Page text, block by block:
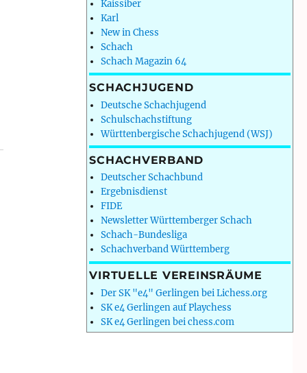
Kaissiber
Karl
New in Chess
Schach
Schach Magazin 64
SCHACHJUGEND
Deutsche Schachjugend
Schulschachstiftung
Württenbergische Schachjugend (WSJ)
SCHACHVERBAND
Deutscher Schachbund
Ergebnisdienst
FIDE
Newsletter Württemberger Schach
Schach-Bundesliga
Schachverband Württemberg
VIRTUELLE VEREINSRÄUME
Der SK "e4" Gerlingen bei Lichess.org
SK e4 Gerlingen auf Playchess
SK e4 Gerlingen bei chess.com